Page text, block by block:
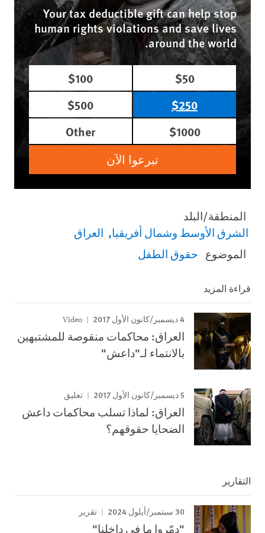
Your tax deductible gift can help stop
human rights violations and save lives
around the world.
$50
$100
$250
$500
$1000
Other
تبرعوا الآن
المنطقة/البلد
الشرق الأوسط وشمال أفريقيا العراق
الموضوع حقوق الطفل
قراءة المزيد
4 ديسمبر/كانون الأول 2017
العراق: محاكمات منقوصة للمشتبهين
بالانتماء لـ"داعش"
5 ديسمبر/كانون الأول 2017 تعليق
العراق: لماذا تسلب محاكمات داعش
الضحايا حقوقهم؟
التقارير
30 سبتمبر/أيلول 2024 تقرير
"دمّروا ما في داخلنا"